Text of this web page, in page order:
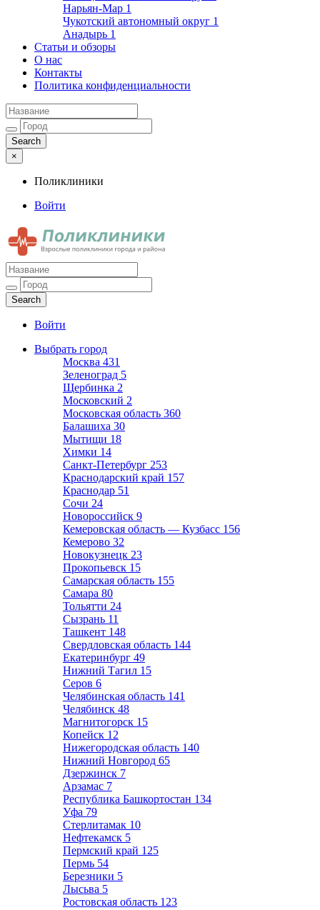
Нарьян-Мар 1
Чукотский автономный округ 1
Анадырь 1
Статьи и обзоры
О нас
Контакты
Политика конфиденциальности
×
Поликлиники
Войти
Поликлиники
Взрослые поликлиники города и района
Войти
Выбрать город
Москва 431
Зеленоград 5
Щербинка 2
Московский 2
Московская область 360
Балашиха 30
Мытищи 18
Химки 14
Санкт-Петербург 253
Краснодарский край 157
Краснодар 51
Сочи 24
Новороссийск 9
Кемеровская область — Кузбасс 156
Кемерово 32
Новокузнецк 23
Прокопьевск 15
Самарская область 155
Самара 80
Тольятти 24
Сызрань 11
Ташкент 148
Свердловская область 144
Екатеринбург 49
Нижний Тагил 15
Серов 6
Челябинская область 141
Челябинск 48
Магнитогорск 15
Копейск 12
Нижегородская область 140
Нижний Новгород 65
Дзержинск 7
Арзамас 7
Республика Башкортостан 134
Уфа 79
Стерлитамак 10
Нефтекамск 5
Пермский край 125
Пермь 54
Березники 5
Лысьва 5
Ростовская область 123